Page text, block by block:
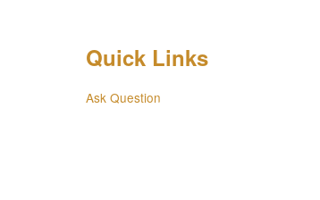
Quick Links
Ask Question